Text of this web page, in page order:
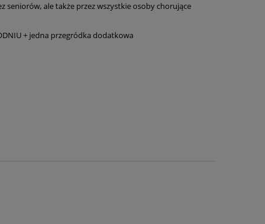
seniorów, ale także przez wszystkie osoby chorujące
+ jedna przegródka dodatkowa